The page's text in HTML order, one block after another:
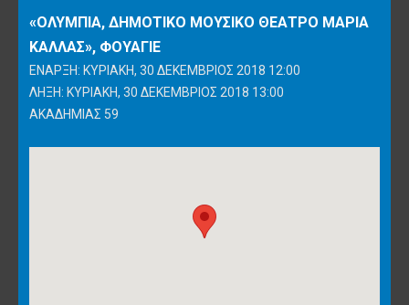
«ΟΛΎΜΠΙΑ, ΔΗΜΟΤΙΚΌ ΜΟΥΣΙΚΌ ΘΈΑΤΡΟ ΜΑΡΊΑ
ΚΆΛΛΑΣ», ΦΟΥΑΓΙΈ
ΈΝΑΡΞΗ: ΚΥΡΙΑΚΉ, 30 ΔΕΚΈΜΒΡΙΟΣ 2018 12:00
ΛΉΞΗ: ΚΥΡΙΑΚΉ, 30 ΔΕΚΈΜΒΡΙΟΣ 2018 13:00
ΑΚΑΔΗΜΊΑΣ 59